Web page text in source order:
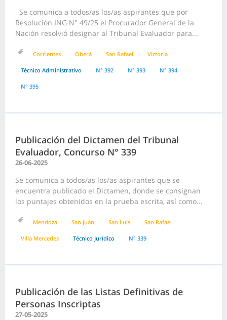
Se comunica a todos/as los/as aspirantes que por
Resolución ING N° 49/25 el Procurador General de la
Nación resolvió designar al Tribunal Evaluador para...
Corrientes Oberá San Rafael Victoria
Técnico Administrativo N° 392 N° 393 N° 394
N° 395
Publicación del Dictamen del Tribunal
Evaluador, Concurso N° 339
26-06-2025
Se comunica a todos/as los/as aspirantes que se
encuentra publicado el Dictamen, donde se consignan
los puntajes obtenidos en la prueba escrita, así como...
Mendoza San Juan San Luis San Rafael
Villa Mercedes Técnico Jurídico N° 339
Publicación de las Listas Definitivas de
Personas Inscriptas
27-05-2025